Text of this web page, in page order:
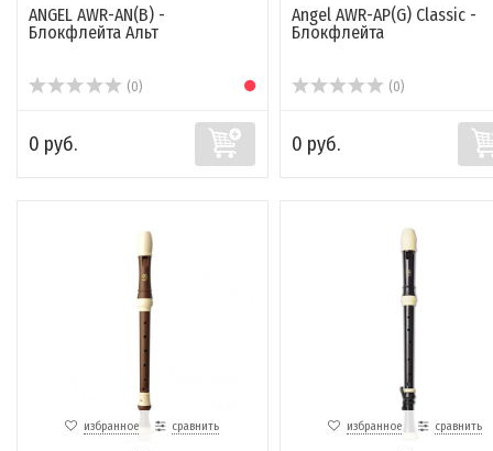
ANGEL AWR-AN(B) -
Блокфлейта Альт
(0)
0 руб.
Angel AWR-AP(G) Classic -
Блокфлейта
(0)
0 руб.
избранное сравнить избранное сравнить